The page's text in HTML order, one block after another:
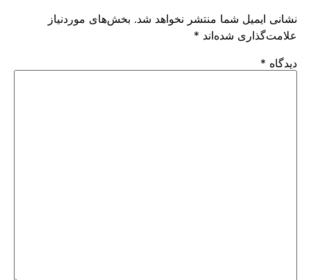
نشانی ایمیل شما منتشر نخواهد شد. بخش‌های موردنیاز
علامت‌گذاری شده‌اند *
دیدگاه *